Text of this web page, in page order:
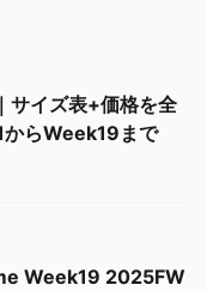
イズ表+価格を全
らWeek19まで
Week19 2025FW